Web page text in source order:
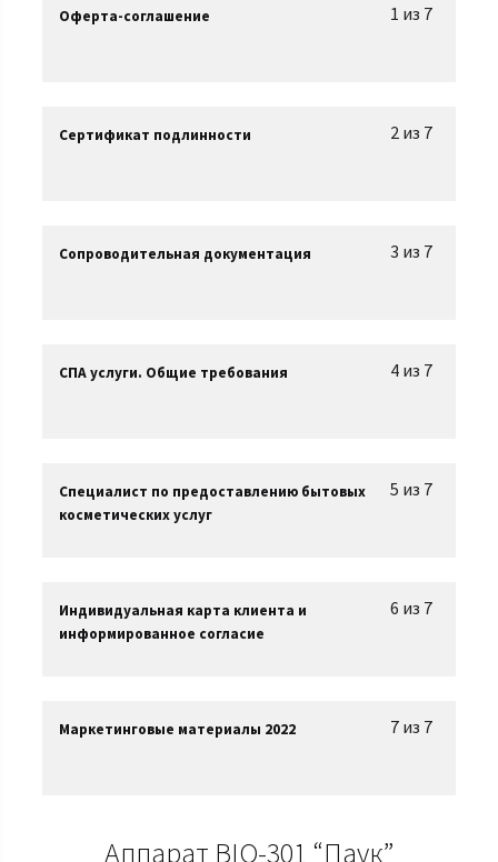
1 из 7
Оферта-соглашение
2 из 7
Сертификат подлинности
3 из 7
Сопроводительная документация
4 из 7
СПА услуги. Общие требования
5 из 7
Специалист по предоставлению бытовых
косметических услуг
6 из 7
Индивидуальная карта клиента и
информированное согласие
7 из 7
Маркетинговые материалы 2022
Аппарат BIO-301 “Паук”